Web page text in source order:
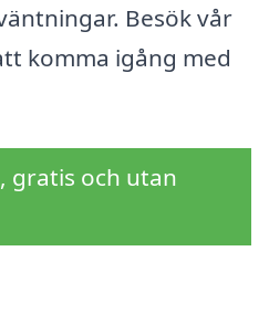
Besök vår
komma igång med
gratis och utan